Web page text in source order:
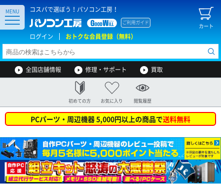
コスパで選ぼう！パソコン工房！
カート
ご利用ガイド
ログイン おトクな会員登録（無料）
MENU
全国店舗情報 修理・サポート 買取
初めての方 お気に入り 閲覧履歴
PCパーツ・周辺機器 5,000円以上の商品で送料無料